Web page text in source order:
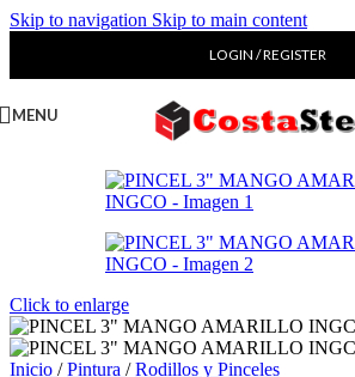
Skip to navigation Skip to main content
LOGIN / REGISTER
MENU
Click to enlarge
Inicio / Pintura / Rodillos y Pinceles